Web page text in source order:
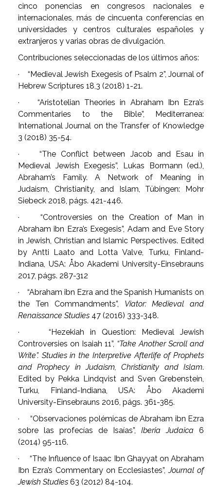
cinco ponencias en congresos nacionales e
internacionales, más de cincuenta conferencias en
universidades y centros culturales españoles y
extranjeros y varias obras de divulgación.
Contribuciones seleccionadas de los últimos años:
· “Medieval Jewish Exegesis of Psalm 2”, Journal of
Hebrew Scriptures 18,3 (2018) 1-21.
· “Aristotelian Theories in Abraham Ibn Ezra’s
Commentaries to the Bible”, Mediterranea:
International Journal on the Transfer of Knowledge
3 (2018) 35-54.
· “The Conflict between Jacob and Esau in
Medieval Jewish Exegesis”, Lukas Bormann (ed.),
Abraham’s Family. A Network of Meaning in
Judaism, Christianity, and Islam, Tübingen: Mohr
Siebeck 2018, págs. 421-446.
· “Controversies on the Creation of Man in
Abraham ibn Ezra’s Exegesis”, Adam and Eve Story
in Jewish, Christian and Islamic Perspectives. Edited
by Antti Laato and Lotta Valve, Turku, Finland-
Indiana, USA: Åbo Akademi University-Einsebrauns
2017, págs. 287-312
· “Abraham ibn Ezra and the Spanish Humanists on
the Ten Commandments”, Viator: Medieval and
Renaissance Studies 47 (2016) 333-348.
· “Hezekiah in Question: Medieval Jewish
Controversies on Isaiah 11”, “Take Another Scroll and
Write”. Studies in the Interpretive Afterlife of Prophets
and Prophecy in Judaism, Christianity and Islam.
Edited by Pekka Lindqvist and Sven Grebenstein,
Turku, Finland-Indiana, USA: Åbo Akademi
University-Einsebrauns 2016, págs. 361-385.
· “Observaciones polémicas de Abraham ibn Ezra
sobre las profecías de Isaías”,Iberia Judaica 6
(2014) 95-116.
· “The Influence of Isaac Ibn Ghayyat on Abraham
Ibn Ezra’s Commentary on Ecclesiastes”,Journal of
Jewish Studies 63 (2012) 84-104.